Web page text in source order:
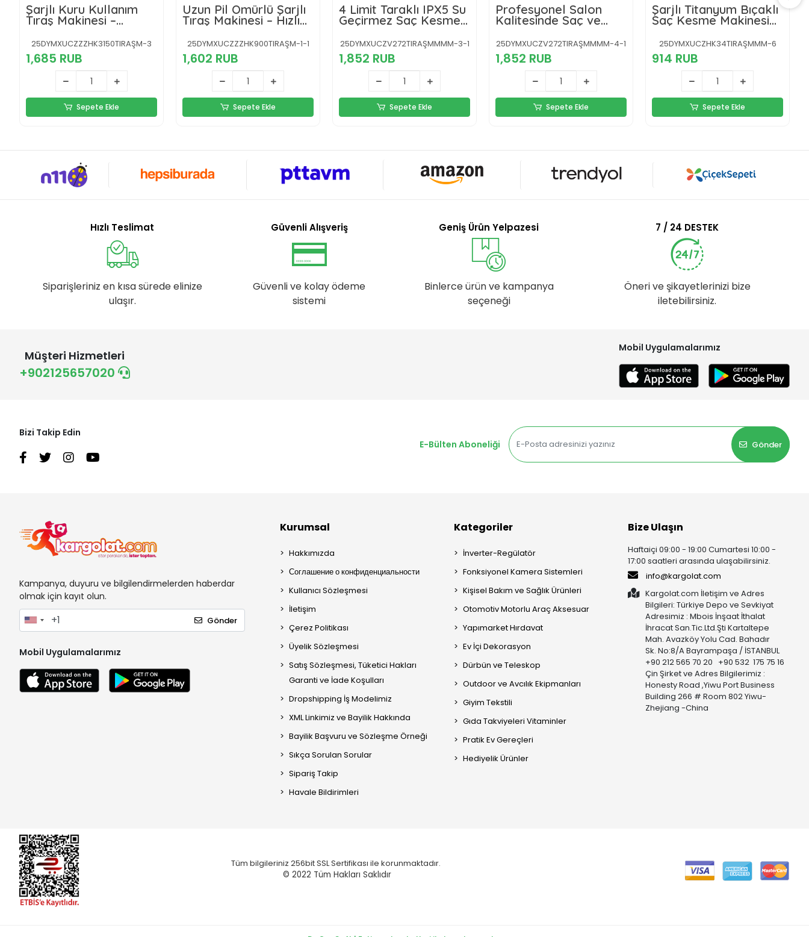
Şarjlı Kuru Kullanım
Tıraş Makinesi –
Kablosuz, Taşınabilir
25DYMXUCZZZHK3150TIRAŞM-3
1,685 RUB
Sepete Ekle
Uzun Pil Ömürlü Şarjlı
Tıraş Makinesi – Hızlı
Şarj, Ergonomik
Tasarım, Çok Yönlü
Kullanım
25DYMXUCZZZHK900TIRAŞM-1-1
1,602 RUB
Sepete Ekle
4 Limit Taraklı IPX5 Su
Geçirmez Saç Kesme
Makinesi
25DYMXUCZV272TIRAŞMMMM-3-1
1,852 RUB
Sepete Ekle
Profesyonel Salon
Kalitesinde Saç ve
Sakal Kesme Makinesi
25DYMXUCZV272TIRAŞMMMM-4-1
1,852 RUB
Sepete Ekle
Şarjlı Titanyum Bıçaklı
Saç Kesme Makinesi
Yeni Nesil
25DYMXUCZHK34TIRAŞMMM-6
914 RUB
Sepete Ekle
Hızlı Teslimat
Siparişleriniz en kısa sürede elinize
ulaşır.
Güvenli Alışveriş
Güvenli ve kolay ödeme
sistemi
Geniş Ürün Yelpazesi
Binlerce ürün ve kampanya
seçeneği
7 / 24 DESTEK
Öneri ve şikayetlerinizi bize
iletebilirsiniz.
Müşteri Hizmetleri
+902125657020
Mobil Uygulamalarımız
Bizi Takip Edin
E-Bülten Aboneliği
Gönder
Kampanya, duyuru ve bilgilendirmelerden haberdar
olmak için kayıt olun.
Gönder
Mobil Uygulamalarımız
Kurumsal
Hakkımızda
Соглашение о конфиденциальности
Kullanıcı Sözleşmesi
İletişim
Çerez Politikası
Üyelik Sözleşmesi
Satış Sözleşmesi, Tüketici Hakları
Garanti ve İade Koşulları
Dropshipping İş Modelimiz
XML Linkimiz ve Bayilik Hakkında
Bayilik Başvuru ve Sözleşme Örneği
Sıkça Sorulan Sorular
Sipariş Takip
Havale Bildirimleri
Kategoriler
İnverter-Regülatör
Fonksiyonel Kamera Sistemleri
Kişisel Bakım ve Sağlık Ürünleri
Otomotiv Motorlu Araç Aksesuar
Yapımarket Hırdavat
Ev İçi Dekorasyon
Dürbün ve Teleskop
Outdoor ve Avcılık Ekipmanları
Giyim Tekstili
Gıda Takviyeleri Vitaminler
Pratik Ev Gereçleri
Hediyelik Ürünler
Bize Ulaşın
Haftaiçi 09:00 - 19:00 Cumartesi 10:00 -
17:00 saatleri arasında ulaşabilirsiniz.
info@kargolat.com
Kargolat.com İletişim ve Adres
Bilgileri: Türkiye Depo ve Sevkiyat
Adresimiz : Mbois İnşaat İthalat
İhracat San.Tic.Ltd.Şti Kartaltepe
Mah. Avazköy Yolu Cad. Bahadır
Sk. No:8/A Bayrampaşa / İSTANBUL
+90 212 565 70 20 +90 532 175 75 16
Çin Şirket ve Adres Bilgilerimiz :
Honesty Road ,Yiwu Port Business
Building 266 # Room 802 Yiwu-
Zhejiang -China
Tüm bilgileriniz 256bit SSL Sertifikası ile korunmaktadır.
© 2022 Tüm Hakları Saklıdır